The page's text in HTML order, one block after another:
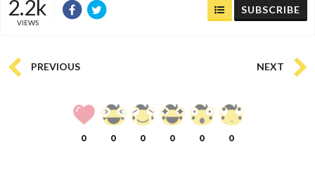
2.2k
VIEWS
SUBSCRIBE
PREVIOUS NEXT
0 0 0 0 0 0